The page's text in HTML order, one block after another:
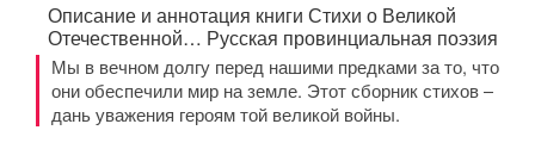
Описание и аннотация книги Стихи о Великой
Отечественной… Русская провинциальная поэзия
Мы в вечном долгу перед нашими предками за то, что
они обеспечили мир на земле. Этот сборник стихов –
дань уважения героям той великой войны.